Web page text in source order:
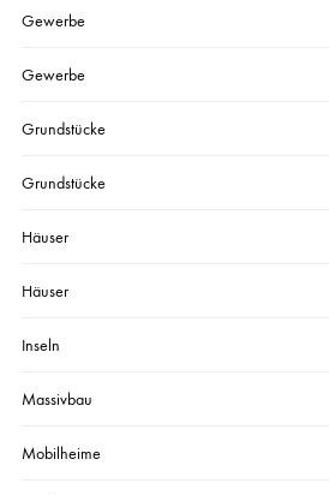
Gewerbe
Gewerbe
Grundstücke
Grundstücke
Häuser
Häuser
Inseln
Massivbau
Mobilheime